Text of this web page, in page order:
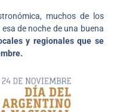
muchos de los
de noche de una buena
y regionales que se